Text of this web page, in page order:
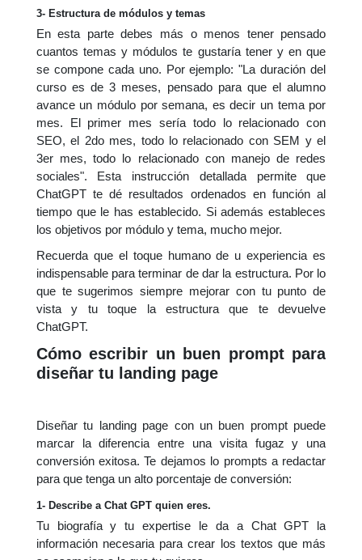
3- Estructura de módulos y temas
En esta parte debes más o menos tener pensado
cuantos temas y módulos te gustaría tener y en que
se compone cada uno. Por ejemplo: "La duración del
curso es de 3 meses, pensado para que el alumno
avance un módulo por semana, es decir un tema por
mes. El primer mes sería todo lo relacionado con
SEO, el 2do mes, todo lo relacionado con SEM y el
3er mes, todo lo relacionado con manejo de redes
sociales". Esta instrucción detallada permite que
ChatGPT te dé resultados ordenados en función al
tiempo que le has establecido. Si además estableces
los objetivos por módulo y tema, mucho mejor.
Recuerda que el toque humano de u experiencia es
indispensable para terminar de dar la estructura. Por lo
que te sugerimos siempre mejorar con tu punto de
vista y tu toque la estructura que te devuelve
ChatGPT.
Cómo escribir un buen prompt para
diseñar tu landing page
Diseñar tu landing page con un buen prompt puede
marcar la diferencia entre una visita fugaz y una
conversión exitosa. Te dejamos lo prompts a redactar
para que tenga un alto porcentaje de conversión:
1- Describe a Chat GPT quien eres.
Tu biografía y tu expertise le da a Chat GPT la
información necesaria para crear los textos que más